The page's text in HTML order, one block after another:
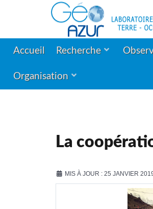
Accueil Recherche
Organisation
La
MIS À JOUR : 25 JANVIER